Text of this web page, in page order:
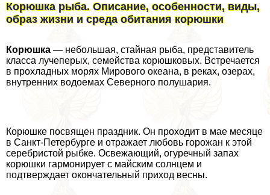
Корюшка рыба. Описание, особенности, виды,
образ жизни и среда обитания корюшки
Корюшка — небольшая, стайная рыба, представитель
класса лучеперых, семейства корюшковых. Встречается
в прохладных морях Мирового океана, в реках, озерах,
внутренних водоемах Северного полушария.
Корюшке посвящен праздник. Он проходит в мае месяце
в Санкт-Петербурге и отражает любовь горожан к этой
серебристой рыбке. Освежающий, огуречный запах
корюшки гармонирует с майским солнцем и
подтверждает окончательный приход весны.